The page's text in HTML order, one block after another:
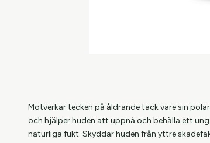
Motverkar tecken på åldrande tack vare sin
och hjälper huden att uppnå och behålla ett
naturliga fukt. Skyddar huden från yttre